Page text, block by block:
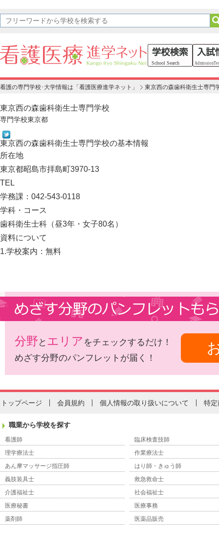
看護の専門学校･大学情報は「看護医療進学ネット」 東京西の森歯科衛生士専門
東京西の森歯科衛生士専門学校
専門学校東京都
東京西の森歯科衛生士専門学校の基本情報
所在地
東京都昭島市拝島町3970-13
TEL
学務課：042-543-0118
学科・コース
歯科衛生士科（昼3年・女子80名）
資料について
1.学校案内：無料
分野 と エリア をチェックするだけ！
めざす分野のパンフレットが届く！
トップページ 会員規約 個人情報の取り扱いについて 特定
職業から学校を探す
看護師
臨床検査技師
理学療法士
作業療法士
あん摩マッサージ指圧師
はり師・きゅう師
義肢装具士
救急救命士
介護福祉士
社会福祉士
医療秘書
医療事務
薬剤師
医薬品販売